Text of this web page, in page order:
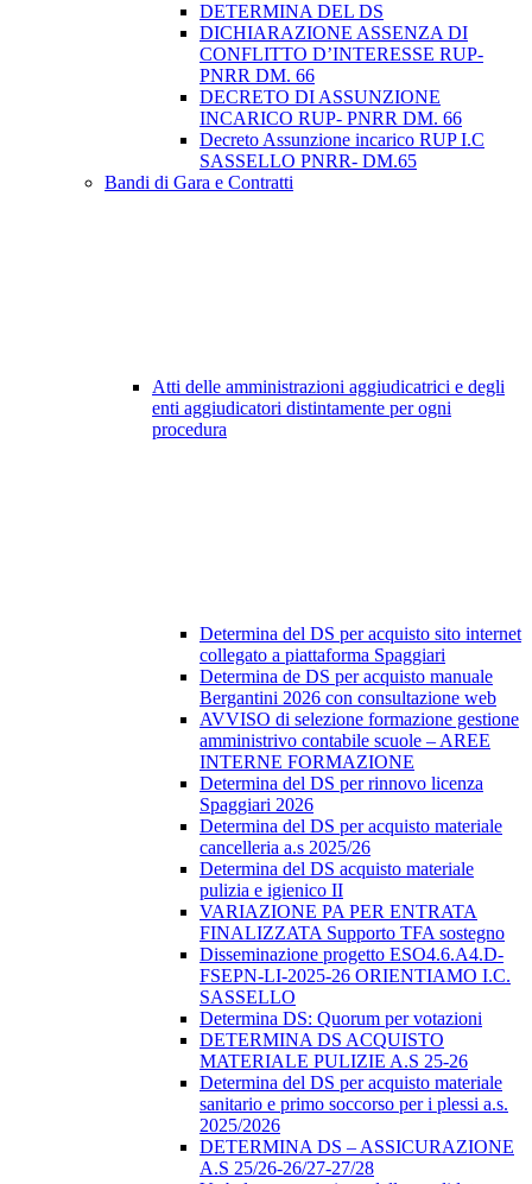
DETERMINA DEL DS
DICHIARAZIONE ASSENZA DI
CONFLITTO D’INTERESSE RUP-
PNRR DM. 66
DECRETO DI ASSUNZIONE
INCARICO RUP- PNRR DM. 66
Decreto Assunzione incarico RUP I.C
SASSELLO PNRR- DM.65
Bandi di Gara e Contratti
Atti delle amministrazioni aggiudicatrici e degli
enti aggiudicatori distintamente per ogni
procedura
Determina del DS per acquisto sito internet
collegato a piattaforma Spaggiari
Determina de DS per acquisto manuale
Bergantini 2026 con consultazione web
AVVISO di selezione formazione gestione
amministrivo contabile scuole – AREE
INTERNE FORMAZIONE
Determina del DS per rinnovo licenza
Spaggiari 2026
Determina del DS per acquisto materiale
cancelleria a.s 2025/26
Determina del DS acquisto materiale
pulizia e igienico II
VARIAZIONE PA PER ENTRATA
FINALIZZATA Supporto TFA sostegno
Disseminazione progetto ESO4.6.A4.D-
FSEPN-LI-2025-26 ORIENTIAMO I.C.
SASSELLO
Determina DS: Quorum per votazioni
DETERMINA DS ACQUISTO
MATERIALE PULIZIE A.S 25-26
Determina del DS per acquisto materiale
sanitario e primo soccorso per i plessi a.s.
2025/2026
DETERMINA DS – ASSICURAZIONE
A.S 25/26-26/27-27/28